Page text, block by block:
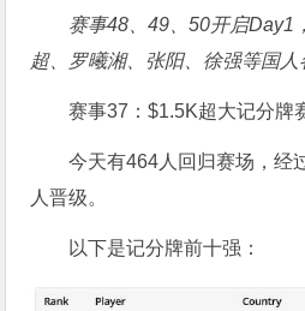
赛事48、49、50开启Day1
超、罗曦湘、张阳、徐强等国人
赛事37：$1.5K超大记分牌
今天有464人回归赛场，经
人晋级。
以下是记分牌前十强：